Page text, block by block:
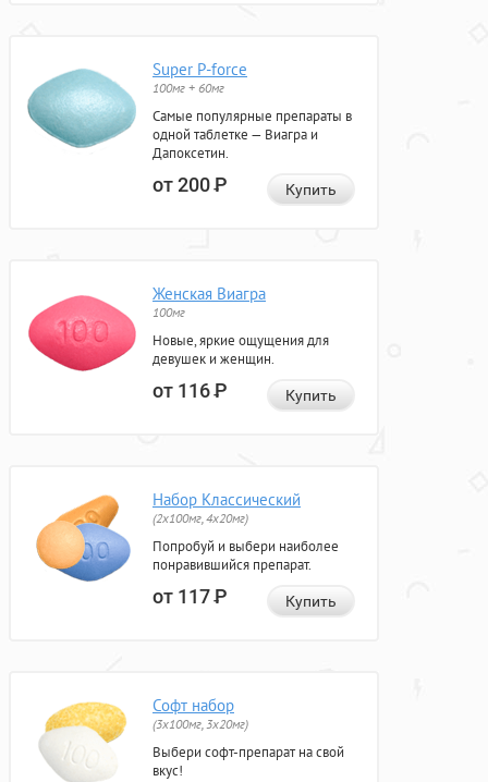
Super P-force
100мг + 60мг
Самые популярные препараты в
одной таблетке — Виагра и
Дапоксетин.
от 200Р Купить
Женская Виагра
100мг
Новые, яркие ощущения для
девушек и женщин.
от 116Р Купить
Набор Классический
(2x100мг, 4x20мг)
Попробуй и выбери наиболее
понравившийся препарат.
от 117Р Купить
Софт набор
(3x100мг, 3x20мг)
Выбери софт-препарат на свой
вкус!